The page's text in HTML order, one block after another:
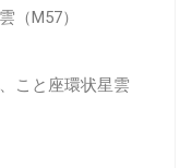
（M57）
こと座環状星雲